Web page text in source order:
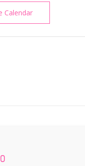
Calendar